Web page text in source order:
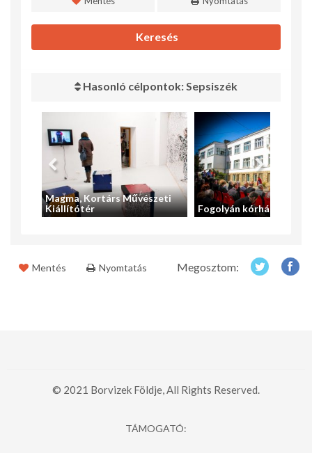
Keresés
Hasonló célpontok: Sepsiszék
Magma, Kortárs Művészeti
Kiállítótér
Fogolyán kórház
Mentés Nyomtatás Megosztom:
© 2021 Borvizek Földje, All Rights Reserved.
TÁMOGATÓ: